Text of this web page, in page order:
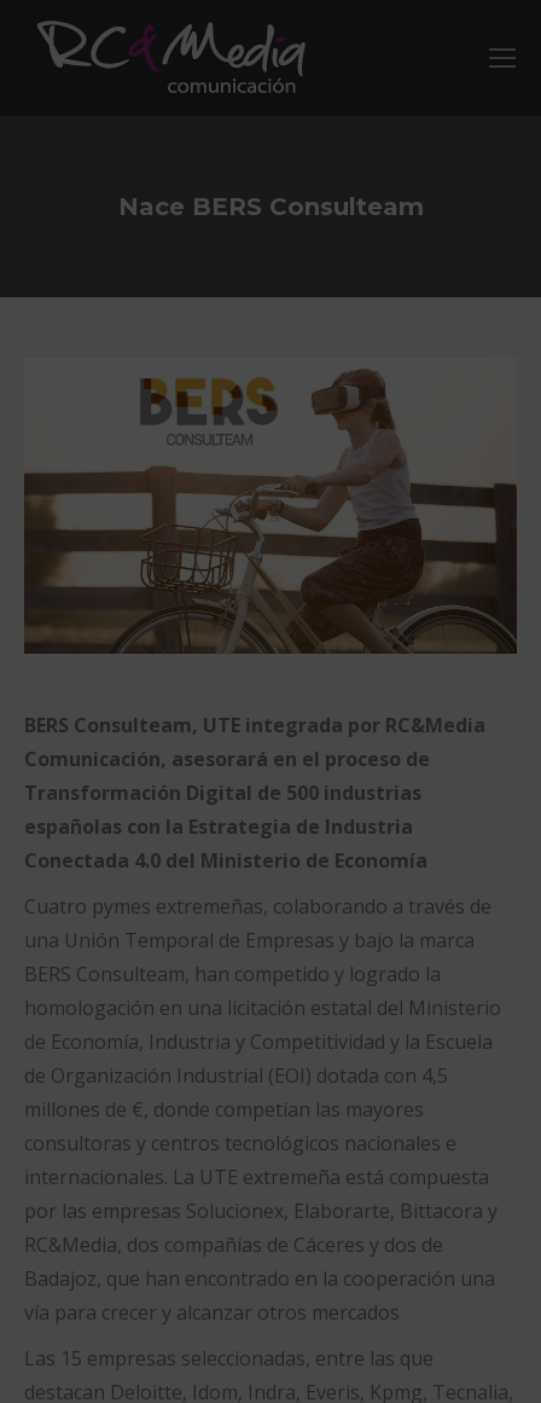
Nace BERS Consulteam
BERS Consulteam, UTE integrada por RC&Media
Comunicación, asesorará en el proceso de
Transformación Digital de 500 industrias
españolas con la Estrategia de Industria
Conectada 4.0 del Ministerio de Economía
Cuatro pymes extremeñas, colaborando a través de
una Unión Temporal de Empresas y bajo la marca
BERS Consulteam, han competido y logrado la
homologación en una licitación estatal del Ministerio
de Economía, Industria y Competitividad y la Escuela
de Organización Industrial (EOI) dotada con 4,5
millones de €, donde competían las mayores
consultoras y centros tecnológicos nacionales e
internacionales. La UTE extremeña está compuesta
por las empresas Solucionex, Elaborarte, Bittacora y
RC&Media, dos compañías de Cáceres y dos de
Badajoz, que han encontrado en la cooperación una
vía para crecer y alcanzar otros mercados
Las 15 empresas seleccionadas, entre las que
destacan Deloitte, Idom, Indra, Everis, Kpmg, Tecnalia,